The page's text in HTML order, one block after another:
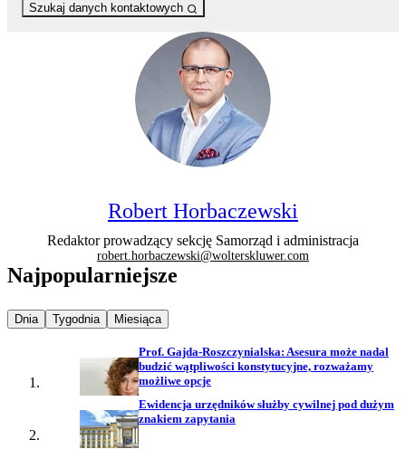
Szukaj danych kontaktowych
Robert Horbaczewski
Redaktor prowadzący sekcję Samorząd i administracja
robert.horbaczewski@wolterskluwer.com
Najpopularniejsze
Najpopularniejsze wiadomości z
Dnia Najpopularniejsze wiadomości z
Tygodnia Najpopularniejsze wiadomości z
Miesiąca
Prof. Gajda-Roszczynialska: Asesura może nadal
budzić wątpliwości konstytucyjne, rozważamy
możliwe opcje
Ewidencja urzędników służby cywilnej pod dużym
znakiem zapytania